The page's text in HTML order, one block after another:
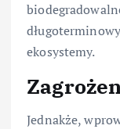
ekosystemy.
Jednakże,